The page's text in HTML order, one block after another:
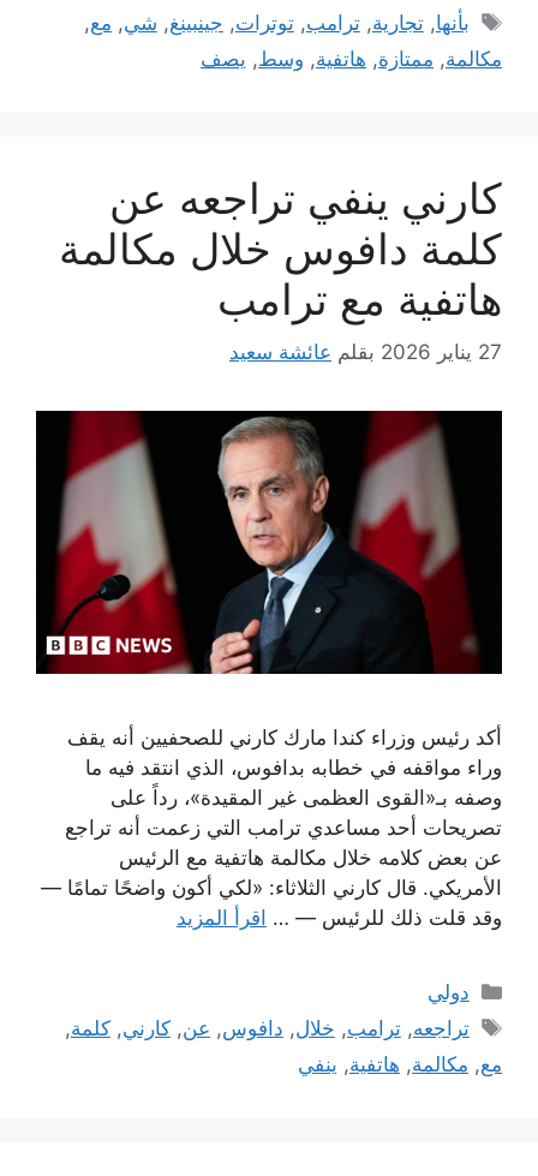
الوسوم
بأنها,تجارية,ترامب,توترات, جينبينغ, شي, مع,
مكالمة, ممتازة, هاتفية, وسط, يصف
كارني ينفي تراجعه عن
كلمة دافوس خلال مكالمة
هاتفية مع ترامب
27 يناير 2026 بقلم عائشة سعيد
أكد رئيس وزراء كندا مارك كارني للصحفيين أنه يقف
وراء مواقفه في خطابه بدافوس، الذي انتقد فيه ما
وصفه بـ«القوى العظمى غير المقيدة»، رداً على
تصريحات أحد مساعدي ترامب التي زعمت أنه تراجع
عن بعض كلامه خلال مكالمة هاتفية مع الرئيس
الأمريكي. قال كارني الثلاثاء: «لكي أكون واضحًا تمامًا —
وقد قلت ذلك للرئيس — … اقرأ المزيد
التصنيفات
دولي
الوسوم
تراجعه,ترامب, خلال, دافوس, عن,كارني,كلمة,
مع, مكالمة, هاتفية, ينفي